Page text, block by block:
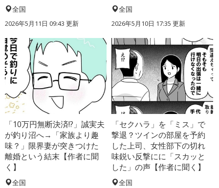
全国
2026年5月11日 09:43 更新
全国
2026年5月10日 17:35 更新
「10万円無断決済!?」誠実夫
が釣り沼へ→「家族より趣
味？」限界妻が突きつけた
離婚という結末【作者に聞
く】
全国
「セクハラ」を「ミス」で
撃退？ツインの部屋を予約
した上司、女性部下の切れ
味鋭い反撃にに「スカッと
した」の声【作者に聞く】
全国